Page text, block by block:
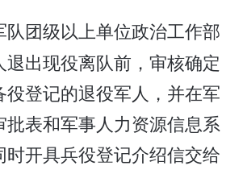
队团级以上单位政治工作部
退出现役离队前，审核确定
役登记的退役军人，并在军
批表和军事人力资源信息系
时开具兵役登记介绍信交给